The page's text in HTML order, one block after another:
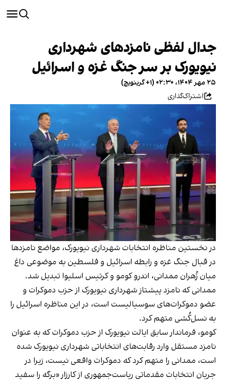
جدال لفظی نامزدهای شهرداری
نیویورک بر سر جنگ غزه و اسرائیل
۲۵ مهر ۱۴۰۴، ۰۲:۳۰ (‎+۱ گرینویچ)
اشتراک‌گذاری
در نخستین مناظره انتخابات شهرداری نیویورک، مواضع نامزدها
در قبال جنگ غزه و رابطه اسرائیل و فلسطین به موضوعی داغ
میان زُهران ممدانی، اندرو کومو و کرتیس اسلیوا تبدیل شد.
ممدانی که نامزد پیشتاز شهرداری نیویورک از حزب دموکرات و
عضو دموکرات‌های سوسیالیست است، در این مناظره اسرائیل را
به نسل‌کُشی متهم کرد.
کومو، فرماندار سابق ایالت نیویورک از حزب دموکرات که به عنوان
نامزد مستقل وارد رقابت‌های انتخاباتی شهرداری نیویورک شده
است، ممدانی را متهم کرد که دموکرات واقعی نیست، زیرا در
جریان انتخابات مقدماتی ریاست‌جمهوری از کارزار «برگه را سفید